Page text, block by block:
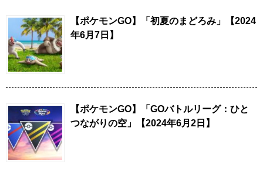
【ポケモンGO】「初夏のまどろみ」【2024
年6月7日】
【ポケモンGO】「GOバトルリーグ：ひと
つながりの空」【2024年6月2日】